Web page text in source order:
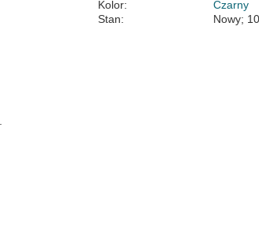
Kolor:
Czarny
Stan:
Nowy;